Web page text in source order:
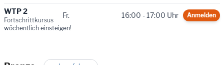
WTP 2
Fortschrittkursus
Fr. 16:00 - 17:00 Uhr
Anmelden
wöchentlich einsteigen!